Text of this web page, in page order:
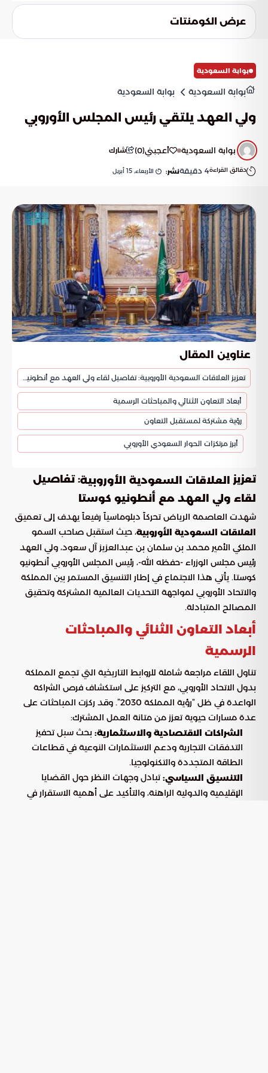
يساهم وعي المستهلك من خلال تجنب شراء المنتجات المشبوهة،
الأسواق الموازية وحماية الاقتصاد الوطني من أضرار التستر
والتزييف.
عرض الكومنتات
بوابة السعودية
بوابة السعودية بوابة السعودية
ولي العهد يلتقي رئيس المجلس الأوروبي
بوابة السعودية أعجبني(
0
) شارك
دقائق القراءة4 دقيقةنشر: الأربعاء, 15 أبريل
عناوين المقال
تعزيز العلاقات السعودية الأوروبية: تفاصيل لقاء ولي العهد مع أنطونيو كوستا
أبعاد التعاون الثنائي والمباحثات الرسمية
رؤية مشتركة لمستقبل التعاون
أبرز مرتكزات الحوار السعودي الأوروبي
تعزيز العلاقات السعودية الأوروبية: تفاصيل
لقاء ولي العهد مع أنطونيو كوستا
شهدت العاصمة الرياض تحركاً دبلوماسياً رفيعاً يهدف إلى تعميق
العلاقات السعودية الأوروبية، حيث استقبل صاحب السمو
الملكي الأمير محمد بن سلمان بن عبدالعزيز آل سعود، ولي العهد
رئيس مجلس الوزراء -حفظه الله-، رئيس المجلس الأوروبي أنطونيو
كوستا. يأتي هذا الاجتماع في إطار التنسيق المستمر بين المملكة
والاتحاد الأوروبي لمواجهة التحديات العالمية المشتركة وتحقيق
المصالح المتبادلة.
أبعاد التعاون الثنائي والمباحثات
الرسمية
تناول اللقاء مراجعة شاملة للروابط التاريخية التي تجمع المملكة
بدول الاتحاد الأوروبي، مع التركيز على استكشاف فرص الشراكة
الواعدة في ظل “رؤية المملكة 2030”. وقد ركزت المباحثات على
عدة مسارات حيوية تعزز من متانة العمل المشترك:
الشراكات الاقتصادية والاستثمارية: بحث سبل تحفيز
التدفقات التجارية ودعم الاستثمارات النوعية في قطاعات
الطاقة المتجددة والتكنولوجيا.
التنسيق السياسي:تبادل وجهات النظر حول القضايا
الإقليمية والدولية الراهنة، والتأكيد على أهمية الاستقرار في